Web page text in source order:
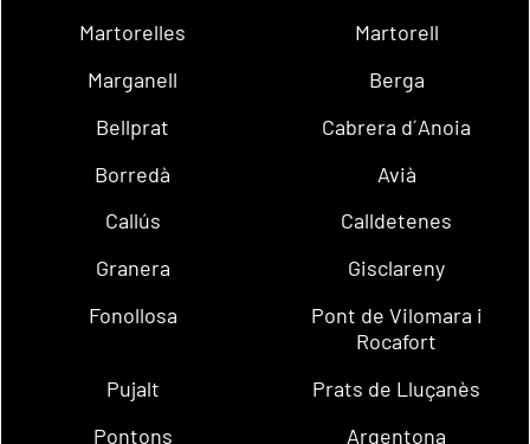
Martorelles
Martorell
Marganell
Berga
Bellprat
Cabrera d´Anoia
Borredà
Avià
Callús
Calldetenes
Granera
Gisclareny
Fonollosa
Pont de Vilomara i
Rocafort
Pujalt
Prats de Lluçanès
Pontons
Argentona